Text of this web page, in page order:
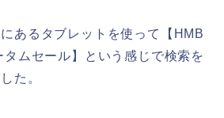
あるタブレットを使って【HMB
ムセール】という感じで検索を
た。